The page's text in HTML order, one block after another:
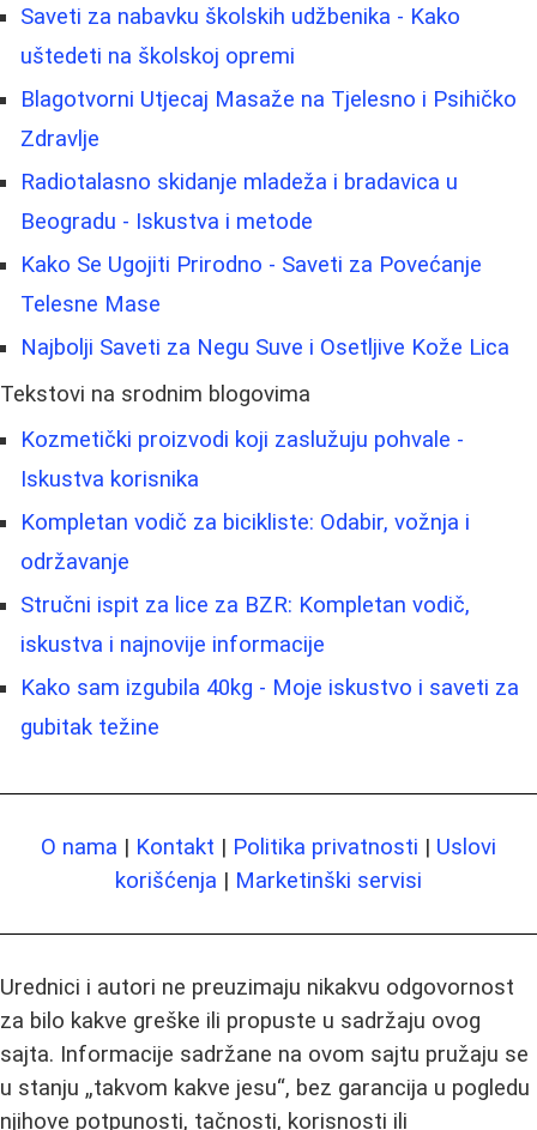
Saveti za nabavku školskih udžbenika - Kako
uštedeti na školskoj opremi
Blagotvorni Utjecaj Masaže na Tjelesno i Psihičko
Zdravlje
Radiotalasno skidanje mladeža i bradavica u
Beogradu - Iskustva i metode
Kako Se Ugojiti Prirodno - Saveti za Povećanje
Telesne Mase
Najbolji Saveti za Negu Suve i Osetljive Kože Lica
Tekstovi na srodnim blogovima
Kozmetički proizvodi koji zaslužuju pohvale -
Iskustva korisnika
Kompletan vodič za bicikliste: Odabir, vožnja i
održavanje
Stručni ispit za lice za BZR: Kompletan vodič,
iskustva i najnovije informacije
Kako sam izgubila 40kg - Moje iskustvo i saveti za
gubitak težine
O nama | Kontakt | Politika privatnosti | Uslovi
korišćenja | Marketinški servisi
Urednici i autori ne preuzimaju nikakvu odgovornost
za bilo kakve greške ili propuste u sadržaju ovog
sajta. Informacije sadržane na ovom sajtu pružaju se
u stanju „takvom kakve jesu“, bez garancija u pogledu
njihove potpunosti, tačnosti, korisnosti ili